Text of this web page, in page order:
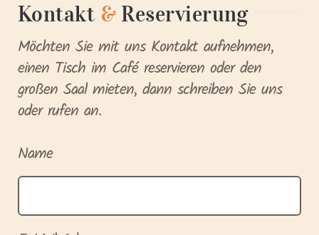
Kontakt & Reservierung
Möchten Sie mit uns Kontakt aufnehmen,
einen Tisch im Café reservieren oder den
großen Saal mieten, dann schreiben Sie uns
oder rufen an.
Name